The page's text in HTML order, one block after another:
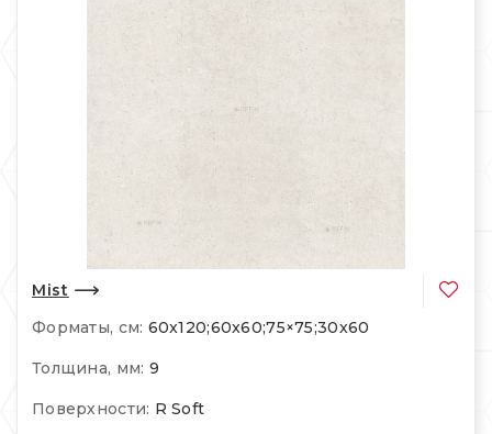
Mist
Форматы, см: 60x120;60x60;75×75;30x60
Толщина, мм: 9
Поверхности: R Soft